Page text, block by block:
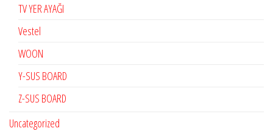
TV YER AYAĞI
Vestel
WOON
Y-SUS BOARD
Z-SUS BOARD
Uncategorized